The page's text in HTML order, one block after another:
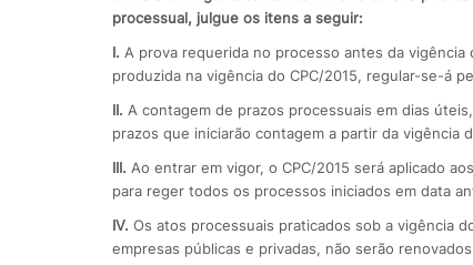
processual, julgue os itens a seguir:
I. A prova requerida no processo antes da
produzida na vigência do CPC/2015, regular-se-á
II. A contagem de prazos processuais em dias
prazos que iniciarão contagem a partir da vigência
III. Ao entrar em vigor, o CPC/2015 será aplicado
para reger todos os processos iniciados em data
IV. Os atos processuais praticados sob a vigência
empresas públicas e privadas, não serão